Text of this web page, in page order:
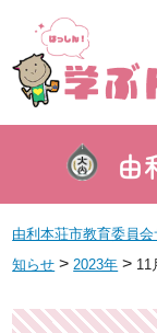
由
由利本荘市教育委員会
知らせ > 2023年 > 11